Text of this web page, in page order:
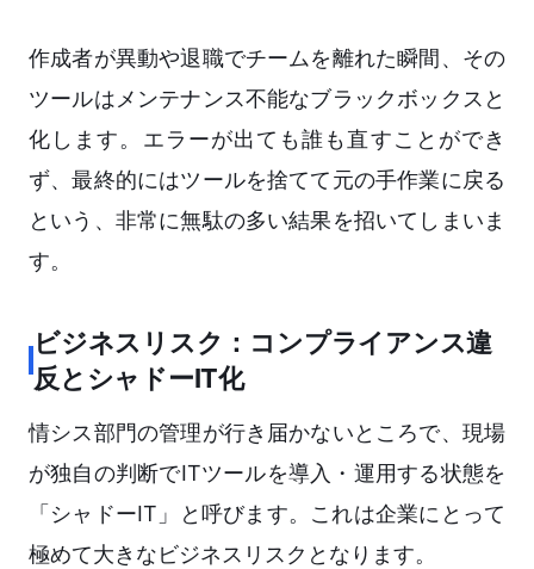
作成者が異動や退職でチームを離れた瞬間、その
ツールはメンテナンス不能なブラックボックスと
化します。エラーが出ても誰も直すことができ
ず、最終的にはツールを捨てて元の手作業に戻る
という、非常に無駄の多い結果を招いてしまいま
す。
ビジネスリスク：コンプライアンス違
反とシャドーIT化
情シス部門の管理が行き届かないところで、現場
が独自の判断でITツールを導入・運用する状態を
「シャドーIT」と呼びます。これは企業にとって
極めて大きなビジネスリスクとなります。